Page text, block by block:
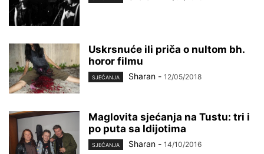
Uskrsnuće ili priča o nultom bh.
horor filmu
SJEĆANJA Sharan - 12/05/2018
Maglovita sjećanja na Tustu: tri i
po puta sa Idijotima
SJEĆANJA Sharan - 14/10/2016